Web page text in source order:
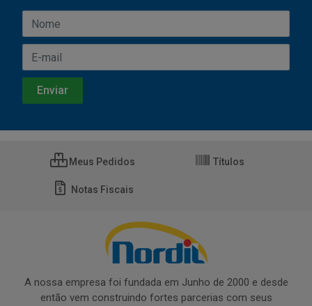
Meus Pedidos Títulos
Notas Fiscais
A nossa empresa foi fundada em Junho de 2000 e desde
então vem construindo fortes parcerias com seus